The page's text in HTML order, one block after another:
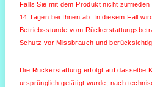
Falls Sie mit dem Produkt nicht
14 Tagen bei Ihnen ab. In diesem Fall
Betriebsstunde vom
Schutz vor Missbrauch und
Die Rückerstattung erfolgt auf dasselbe
ursprünglich getätigt wurde, nach